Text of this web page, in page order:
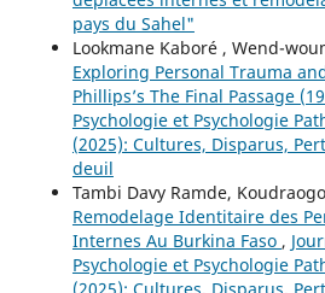
pays du Sahel"
Lookmane Kaboré , Wend-
Exploring Personal Trauma
Phillips’s The Final Passage
Psychologie et Psychologie
(2025): Cultures, Disparus,
deuil
Tambi Davy Ramde,
Remodelage Identitaire des
Internes Au Burkina Faso ,
Psychologie et Psychologie